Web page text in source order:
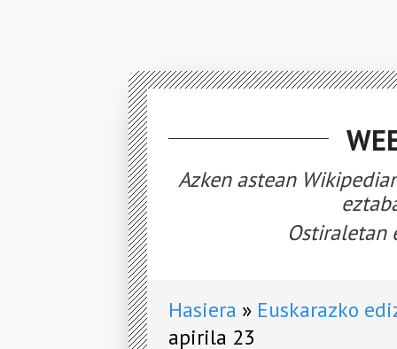
Azken astean
Ostiraletan
Hasiera
Euskarazko
apirila 23